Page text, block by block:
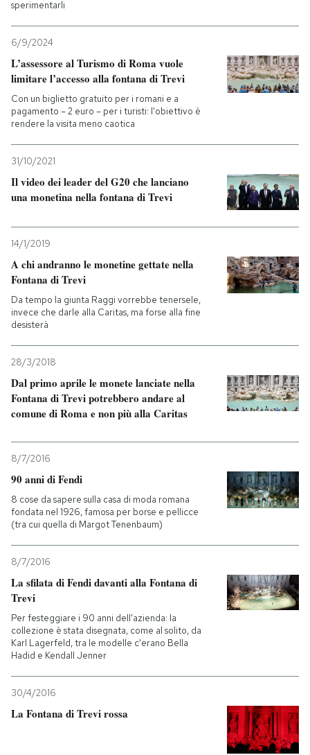
sperimentarli
6/9/2024
L’assessore al Turismo di Roma vuole
limitare l’accesso alla fontana di Trevi
Con un biglietto gratuito per i romani e a
pagamento – 2 euro – per i turisti: l'obiettivo è
rendere la visita meno caotica
31/10/2021
Il video dei leader del G20 che lanciano
una monetina nella fontana di Trevi
14/1/2019
A chi andranno le monetine gettate nella
Fontana di Trevi
Da tempo la giunta Raggi vorrebbe tenersele,
invece che darle alla Caritas, ma forse alla fine
desisterà
28/3/2018
Dal primo aprile le monete lanciate nella
Fontana di Trevi potrebbero andare al
comune di Roma e non più alla Caritas
8/7/2016
90 anni di Fendi
8 cose da sapere sulla casa di moda romana
fondata nel 1926, famosa per borse e pellicce
(tra cui quella di Margot Tenenbaum)
8/7/2016
La sfilata di Fendi davanti alla Fontana di
Trevi
Per festeggiare i 90 anni dell'azienda: la
collezione è stata disegnata, come al solito, da
Karl Lagerfeld, tra le modelle c'erano Bella
Hadid e Kendall Jenner
30/4/2016
La Fontana di Trevi rossa